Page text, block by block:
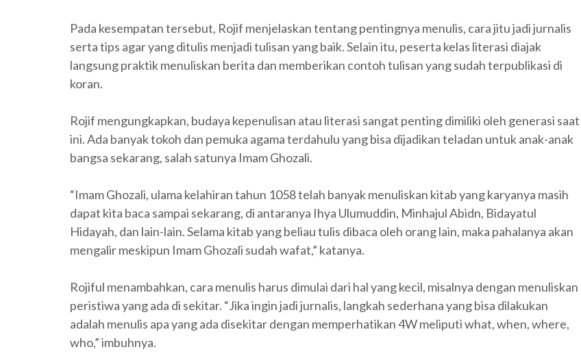
Pada kesempatan tersebut, Rojif menjelaskan tentang pentingnya menulis, cara jitu jadi jurnalis
serta tips agar yang ditulis menjadi tulisan yang baik. Selain itu, peserta kelas literasi diajak
langsung praktik menuliskan berita dan memberikan contoh tulisan yang sudah terpublikasi di
koran.
Rojif mengungkapkan, budaya kepenulisan atau literasi sangat penting dimiliki oleh generasi saat
ini. Ada banyak tokoh dan pemuka agama terdahulu yang bisa dijadikan teladan untuk anak-anak
bangsa sekarang, salah satunya Imam Ghozali.
“Imam Ghozali, ulama kelahiran tahun 1058 telah banyak menuliskan kitab yang karyanya masih
dapat kita baca sampai sekarang, di antaranya Ihya Ulumuddin, Minhajul Abidn, Bidayatul
Hidayah, dan lain-lain. Selama kitab yang beliau tulis dibaca oleh orang lain, maka pahalanya akan
mengalir meskipun Imam Ghozali sudah wafat,” katanya.
Rojiful menambahkan, cara menulis harus dimulai dari hal yang kecil, misalnya dengan menuliskan
peristiwa yang ada di sekitar. “Jika ingin jadi jurnalis, langkah sederhana yang bisa dilakukan
adalah menulis apa yang ada disekitar dengan memperhatikan 4W meliputi what, when, where,
who,” imbuhnya.